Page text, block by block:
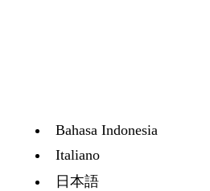
Bahasa Indonesia
Italiano
日本語